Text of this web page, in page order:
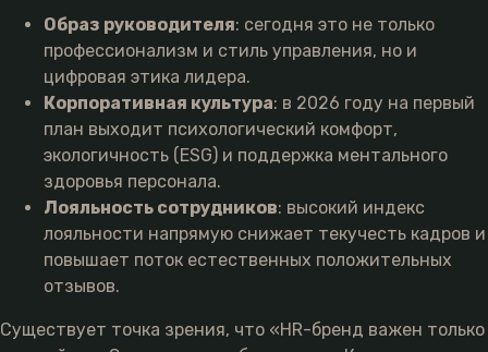
Образ руководителя: сегодня это не только
профессионализм и стиль управления, но и
цифровая этика лидера.
Корпоративная культура: в 2026 году на первый
план выходит психологический комфорт,
экологичность (ESG) и поддержка ментального
здоровья персонала.
Лояльность сотрудников: высокий индекс
лояльности напрямую снижает текучесть кадров и
повышает поток естественных положительных
отзывов.
Существует точка зрения, что «HR-бренд важен только